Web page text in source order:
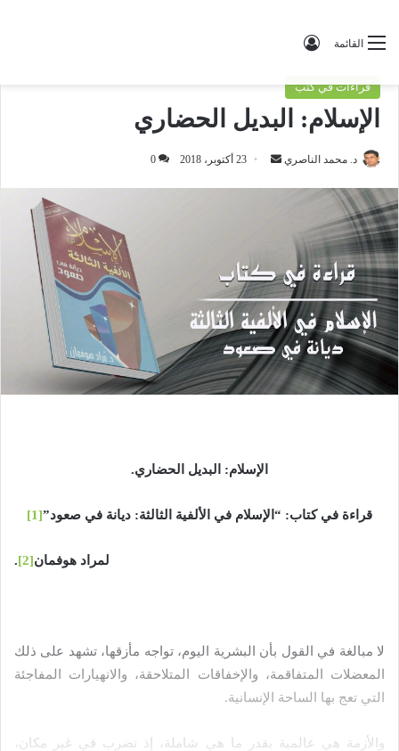
القائمة
قراءات في كتب
الإسلام: البديل الحضاري
د. محمد الناصري
ي
د
ا
إ
ل
ك
23 أكتوبر، 2018 0
الإسلام: البديل الحضاري.
قراءة في كتاب: “الإسلام في الألفية الثالثة: ديانة في صعود”[1]
لمراد هوفمان[2]
.
لا مبالغة في القول بأن البشرية اليوم، تواجه مأزقها، تشهد على ذلك
المعضلات المتفاقمة، والإخفاقات المتلاحقة، والانهيارات المفاجئة
التي تعج بها الساحة الإنسانية.
والأزمة هي عالمية بقدر ما هي شاملة، إذ تضرب في غير مكان،